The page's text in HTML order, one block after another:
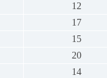
12
17
15
20
14